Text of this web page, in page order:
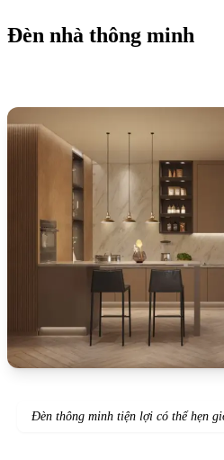
Đèn nhà thông minh
Đèn thông minh tiện lợi có thể hẹn